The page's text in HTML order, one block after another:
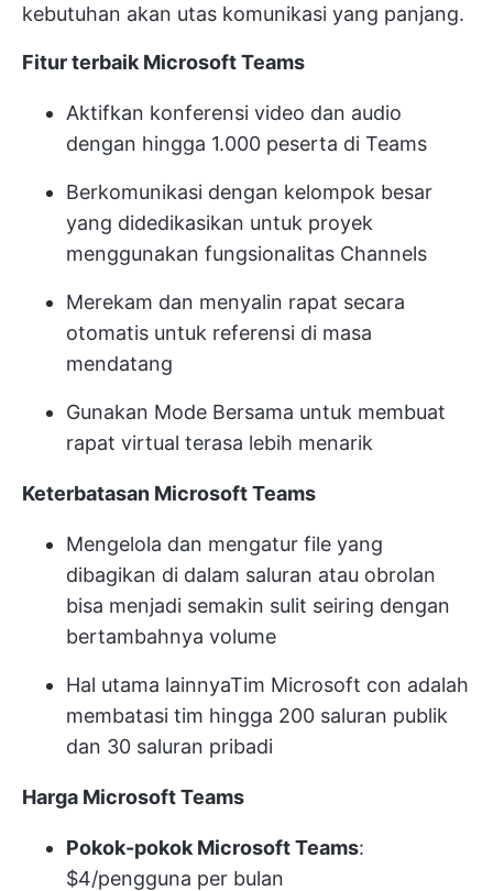
kebutuhan akan utas komunikasi yang panjang.
Fitur terbaik Microsoft Teams
Aktifkan konferensi video dan audio
dengan hingga 1.000 peserta di Teams
Berkomunikasi dengan kelompok besar
yang didedikasikan untuk proyek
menggunakan fungsionalitas Channels
Merekam dan menyalin rapat secara
otomatis untuk referensi di masa
mendatang
Gunakan Mode Bersama untuk membuat
rapat virtual terasa lebih menarik
Keterbatasan Microsoft Teams
Mengelola dan mengatur file yang
dibagikan di dalam saluran atau obrolan
bisa menjadi semakin sulit seiring dengan
bertambahnya volume
Hal utama lainnyaTim Microsoft con adalah
membatasi tim hingga 200 saluran publik
dan 30 saluran pribadi
Harga Microsoft Teams
Pokok-pokok Microsoft Teams:
$4/pengguna per bulan